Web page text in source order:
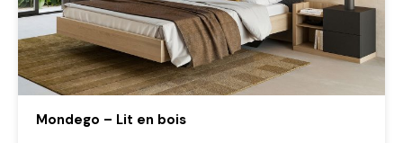
Mondego – Lit en bois